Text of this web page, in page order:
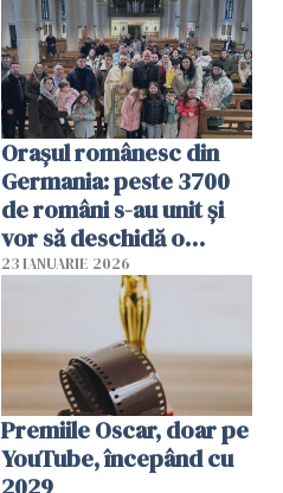
celebrării Anului Nou
Chinezesc
Orașul românesc din
Germania: peste 3700
de români s-au unit și
vor să deschidă o
grădiniță
23 IANUARIE 2026
Premiile Oscar, doar pe
YouTube, începând cu